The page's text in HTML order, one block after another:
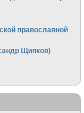
православной
Щипков)